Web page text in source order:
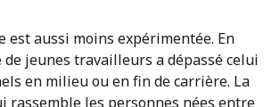
est aussi moins expérimentée. En
de jeunes travailleurs a dépassé celui
en milieu ou en fin de carrière. La
rassemble les personnes nées entre